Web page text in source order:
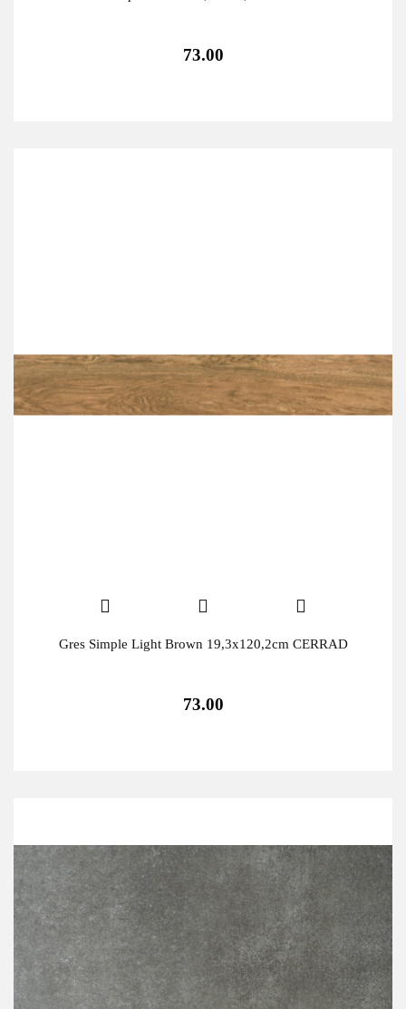
73.00
Gres Simple Light Brown 19,3x120,2cm CERRAD
73.00